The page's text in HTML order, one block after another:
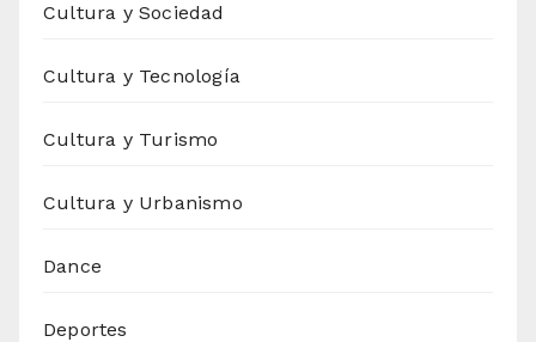
Cultura y Sociedad
Cultura y Tecnología
Cultura y Turismo
Cultura y Urbanismo
Dance
Deportes